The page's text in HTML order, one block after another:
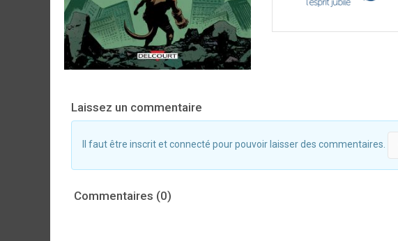
Laissez un commentaire
Il faut être inscrit et connecté pour pouvoir laisser des commentaires.
Commentaires (0)